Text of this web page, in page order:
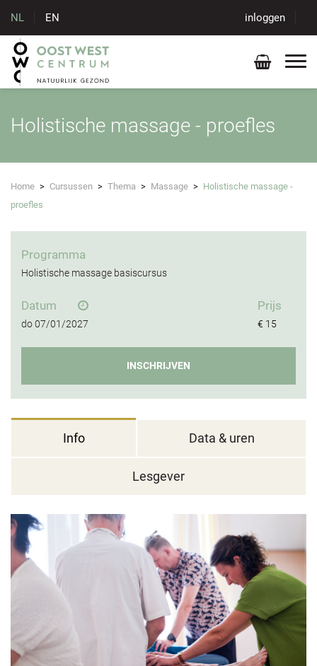
NL EN inloggen
Holistische massage - proefles
Home > Cursussen > Thema > Massage > Holistische massage -
proefles
Programma
Holistische massage basiscursus
Datum
do07/01/2027
Prijs
€ 15
INSCHRIJVEN
Info Data & uren
Lesgever